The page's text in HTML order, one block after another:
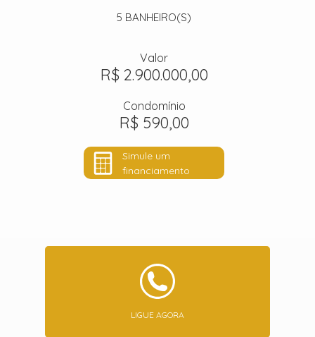
5 BANHEIRO(S)
Valor
R$ 2.900.000,00
Condomínio
R$ 590,00
Simule um
financiamento
LIGUE AGORA